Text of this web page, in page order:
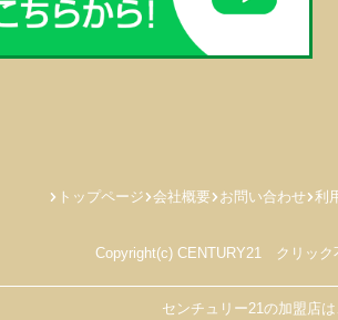
トップページ 会社概要 お問い合わせ 利
Copyright(c) CENTURY21 クリック
センチュリー21の加盟店